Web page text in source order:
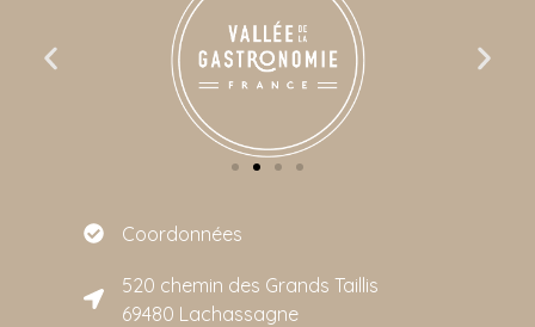
Coordonnées
520 chemin des Grands Taillis
69480 Lachassagne